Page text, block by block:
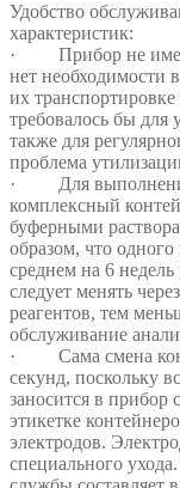
Удобство
характеристик:
· Прибор не имеет
нет необходимости
их
требовалось бы для
также для
проблема
· Для выполнения
комплексный
буферными
образом, что одного
среднем на 6
следует менять
реагентов, тем
обслуживание
· Сама смена
секунд, поскольку
заносится в
этикетке
электродов.
специального